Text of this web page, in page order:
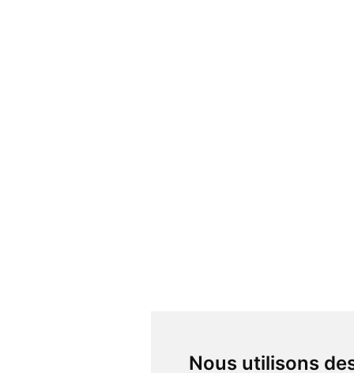
Nous utilisons